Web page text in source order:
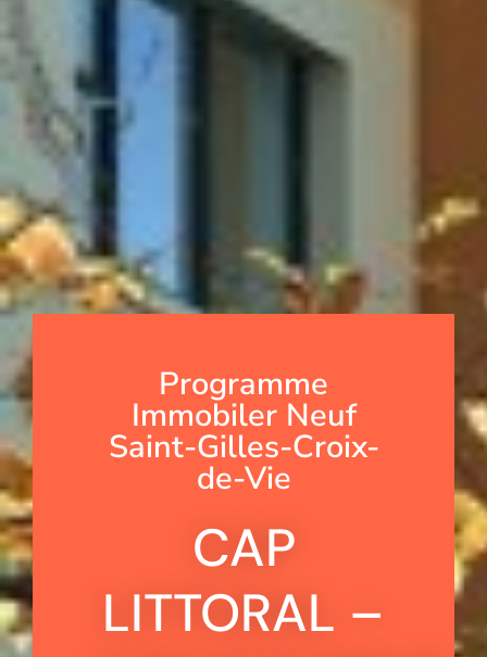
Programme
Immobiler Neuf
Saint-Gilles-Croix-
de-Vie
CAP
LITTORAL –